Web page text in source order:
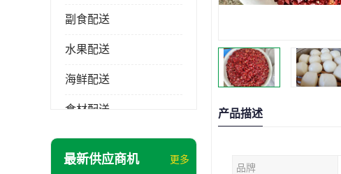
副食配送
水果配送
海鲜配送
食材配送
最新供应商机 更多
产品描述
品牌